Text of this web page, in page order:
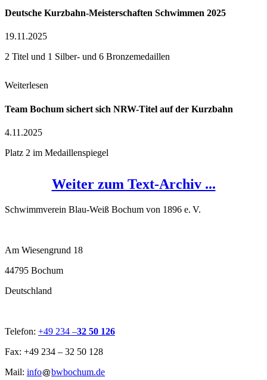
Deutsche Kurzbahn-Meisterschaften Schwimmen 2025
19.11.2025
2 Titel und 1 Silber- und 6 Bronzemedaillen
Weiterlesen
Team Bochum sichert sich NRW-Titel auf der Kurzbahn
4.11.2025
Platz 2 im Medaillenspiegel
Weiter zum Text-Archiv ...
Schwimmverein Blau-Weiß Bochum von 1896 e. V.
Am Wiesengrund 18
44795 Bochum
Deutschland
Telefon: +49 234 –32 50 126
Fax: +49 234 – 32 50 128
Mail: info bwbochum.de